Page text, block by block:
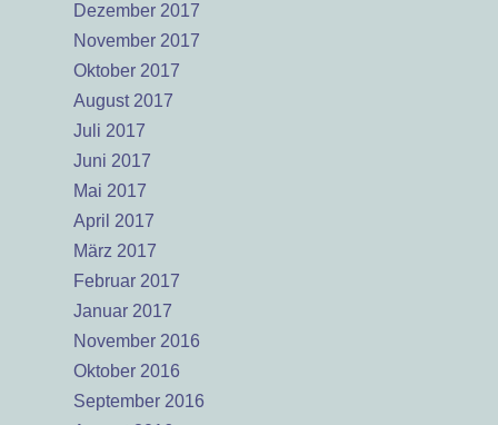
Dezember 2017
November 2017
Oktober 2017
August 2017
Juli 2017
Juni 2017
Mai 2017
April 2017
März 2017
Februar 2017
Januar 2017
November 2016
Oktober 2016
September 2016